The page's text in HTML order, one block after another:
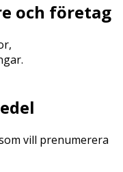
och företag
vill prenumerera